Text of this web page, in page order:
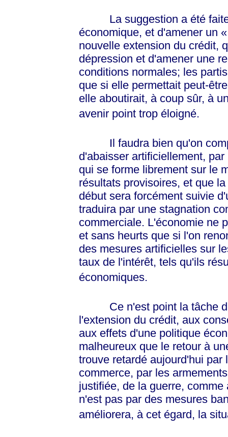
La suggestion a été faite
économique, et d'amener un
nouvelle extension du crédit,
dépression et d'amener une
conditions normales; les
que si elle permettait peut-
elle aboutirait, à coup sûr, à
avenir point trop éloigné.
Il faudra bien qu'on
d'abaisser artificiellement,
qui se forme librement sur le
résultats provisoires, et que
début sera forcément suivie
traduira par une stagnation
commerciale. L'économie ne
et sans heurts que si l'on
des mesures artificielles sur
taux de l'intérêt, tels qu'ils
économiques.
Ce n'est point la tâche
l'extension du crédit, aux
aux effets d'une politique
malheureux que le retour à
trouve retardé aujourd'hui
commerce, par les
justifiée, de la guerre,
n'est pas par des mesures
améliorera, à cet égard, la